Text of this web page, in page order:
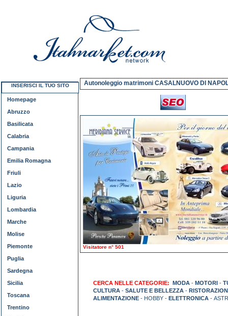
Autonoleggio matrimoni CASALNUOVO DI
Visitatore n° 501
CERCA NELLE CATEGORIE: MODA - MOTORI -
CULTURA - SALUTE E BELLEZZA -
ALIMENTAZIONE - HOBBY - ELETTRONICA -
INSERISCI IL TUO SITO
Homepage
Abruzzo
Basilicata
Calabria
Campania
Emilia Romagna
Friuli
Lazio
Liguria
Lombardia
Marche
Molise
Piemonte
Puglia
Sardegna
Sicilia
Toscana
Trentino